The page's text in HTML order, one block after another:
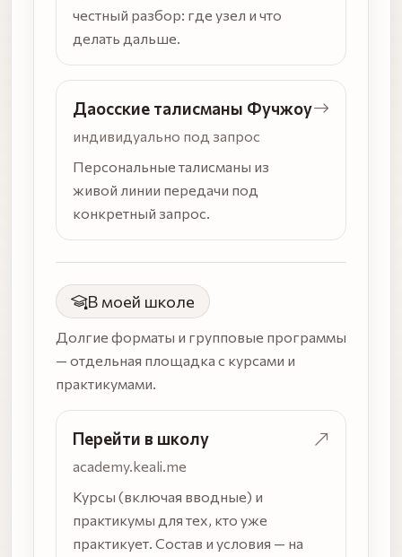
честный разбор: где узел и что
делать дальше.
Даосские талисманы Фучжоу
индивидуально под запрос
Персональные талисманы из
живой линии передачи под
конкретный запрос.
В моей школе
Долгие форматы и групповые программы
— отдельная площадка с курсами и
практикумами.
Перейти в школу
academy.keali.me
Курсы (включая вводные) и
практикумы для тех, кто уже
практикует. Состав и условия — на